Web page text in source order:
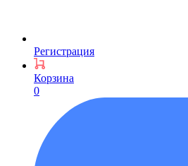
Регистрация
Корзина
0